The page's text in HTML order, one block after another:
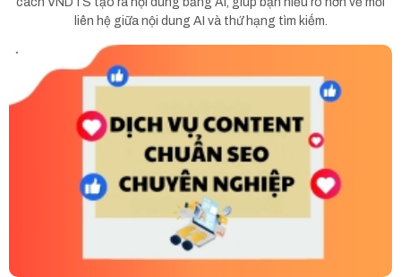
liên hệ giữa nội dung AI và thứ hạng tìm kiếm.